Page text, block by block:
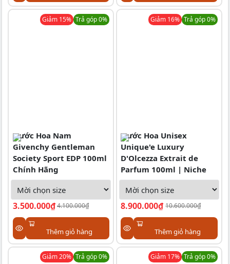
Giảm 15% Trả góp 0%
Nước Hoa Nam
Givenchy Gentleman
Society Sport EDP 100ml
Chính Hãng
3.500.000₫ 4.100.000₫
Thêm giỏ hàng
Giảm 16% Trả góp 0%
Nước Hoa Unisex
Unique'e Luxury
D'Olcezza Extrait de
Parfum 100ml | Niche
8.900.000₫ 10.600.000₫
Thêm giỏ hàng
Giảm20% Trả góp 0% Giảm 17% Trả góp 0%